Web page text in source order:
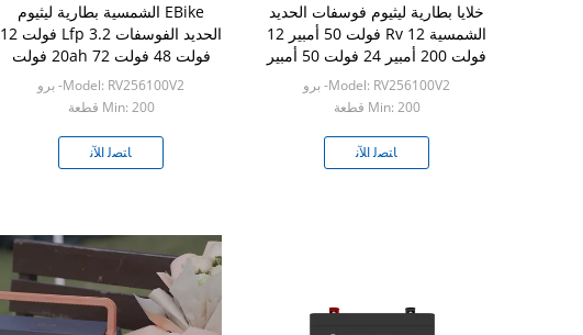
EBike الشمسية بطارية ليثيوم
الحديد الفوسفات Lfp 3.2 فولت 12
فولت 48 فولت 20ah 72 فولت
سكوتر كهربائي
Model: RV256100V2- برو
Min: 200 قطعة
ﺎﺘﺼﻟ ﺍﻶﻧ
خلايا بطارية ليثيوم فوسفات الحديد
الشمسية Rv 12 فولت 50 أمبير 12
فولت 200 أمبير 24 فولت 50 أمبير
Model: RV256100V2- برو
Min: 200 قطعة
ﺎﺘﺼﻟ ﺍﻶﻧ